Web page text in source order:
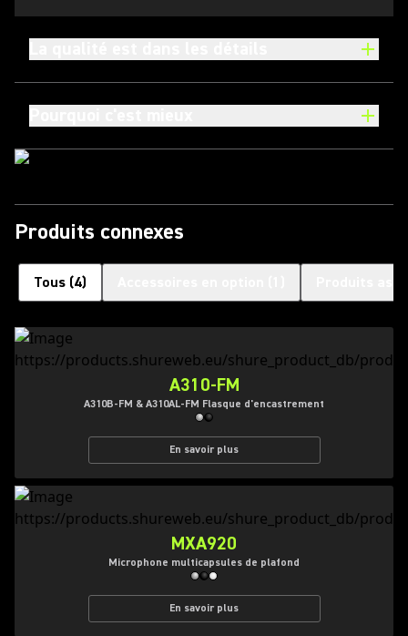
Produits connexes
Tous (4)
A310-FM
A310B-FM & A310AL-FM Flasque d'encastrement
En savoir plus
MXA920
Microphone multicapsules de plafond
En savoir plus